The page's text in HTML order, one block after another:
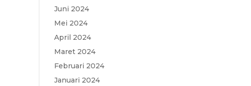
Juni 2024
Mei 2024
April 2024
Maret 2024
Februari 2024
Januari 2024